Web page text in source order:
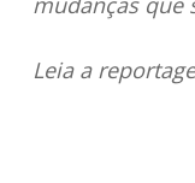
Leia a